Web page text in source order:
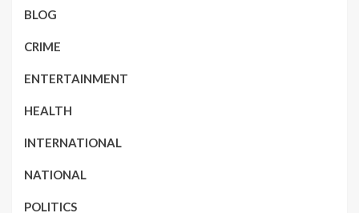
BLOG
CRIME
ENTERTAINMENT
HEALTH
INTERNATIONAL
NATIONAL
POLITICS